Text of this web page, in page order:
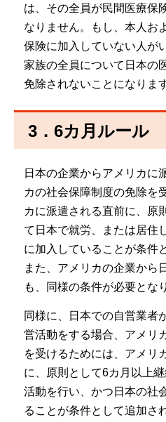
は、その全員が民間医療保
なりません。もし、本人お
保険に加入していない人が
家族の全員について日本の
免除されないことになります
3．6カ月ルール
日本の企業からアメリカに
カの社会保障制度の免除を
カに派遣される直前に、原
て日本で就労、または居住
に加入していることが条件
また、アメリカの企業から
も、同様の条件が必要とな
同様に、日本での自営業者
営活動をする場合、アメリ
を受けるためには、アメリ
に、原則として6カ月以上
活動を行い、かつ日本の社
ることが条件として追加さ